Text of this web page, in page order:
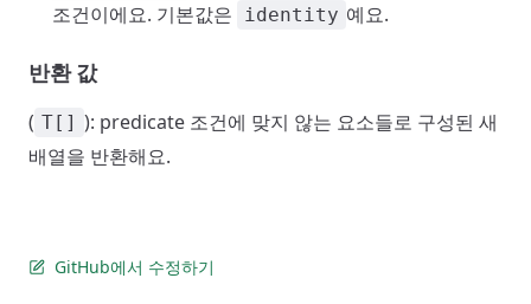
조건이에요. 기본값은
identity 예요.
반환 값
( T[] ): predicate 조건에 맞지 않는 요소들로 구성된 새
배열을 반환해요.
GitHub에서 수정하기